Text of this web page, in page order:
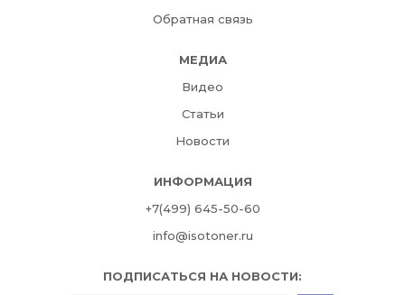
Обратная связь
МЕДИА
Видео
Статьи
Новости
ИНФОРМАЦИЯ
+7(499) 645-50-60
info@isotoner.ru
ПОДПИСАТЬСЯ НА НОВОСТИ: